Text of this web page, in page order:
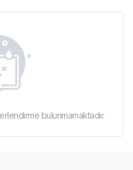
bulunmamaktadır.